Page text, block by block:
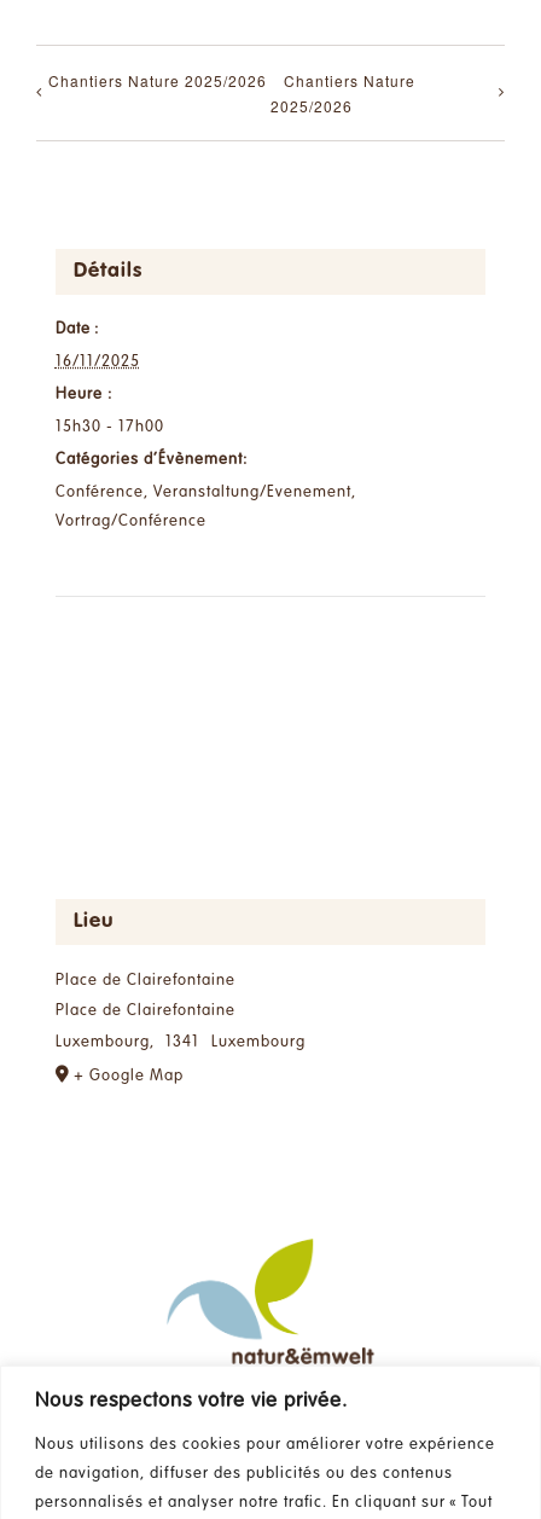
Nous respectons votre vie privée.
Nous utilisons des cookies pour améliorer votre expérience
de navigation, diffuser des publicités ou des contenus
personnalisés et analyser notre trafic. En cliquant sur « Tout
Chantiers Nature 2025/2026
Chantiers Nature
2025/2026
Détails
Date :
16/11/2025
Heure :
15h30 - 17h00
Catégories d’Évènement:
Conférence, Veranstaltung/Evenement,
Vortrag/Conférence
Lieu
Place de Clairefontaine
Place de Clairefontaine
Luxembourg, 1341
Luxembourg
+ Google Map
Contact
FAQ